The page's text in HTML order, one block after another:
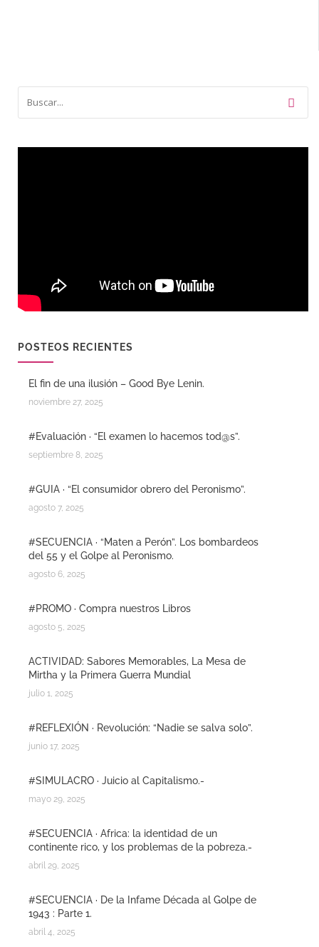
POSTEOS RECIENTES
El fin de una ilusión – Good Bye Lenin.
noviembre 27, 2025
#Evaluación · “El examen lo hacemos tod@s”.
septiembre 8, 2025
#GUIA · “El consumidor obrero del Peronismo”.
agosto 7, 2025
#SECUENCIA · “Maten a Perón”. Los bombardeos
del 55 y el Golpe al Peronismo.
agosto 6, 2025
#PROMO · Compra nuestros Libros
agosto 5, 2025
ACTIVIDAD: Sabores Memorables, La Mesa de
Mirtha y la Primera Guerra Mundial
julio 1, 2025
#REFLEXIÓN · Revolución: “Nadie se salva solo”.
junio 17, 2025
#SIMULACRO · Juicio al Capitalismo.-
mayo 29, 2025
#SECUENCIA · Africa: la identidad de un
continente rico, y los problemas de la pobreza.-
abril 29, 2025
#SECUENCIA · De la Infame Década al Golpe de
1943 : Parte 1.
abril 4, 2025